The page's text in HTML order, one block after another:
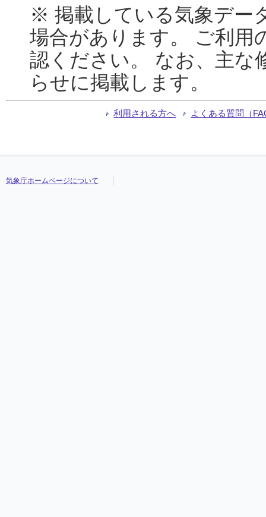
※ 掲載している気象デー
場合があります。 ご利用
認ください。 なお、主な
らせに掲載します。
利用される方へ よくある質問（
気象庁ホームページについて